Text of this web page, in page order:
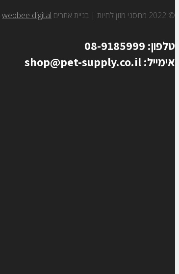
© 2022 מחסני מזון לחיות | בניית אתרים
webbee digital
טלפון: 08-9185999
אימייל: shop@pet-supply.co.il